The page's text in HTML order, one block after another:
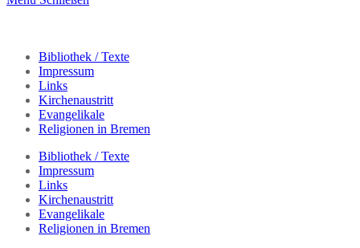
Bibliothek / Texte
Impressum
Links
Kirchenaustritt
Evangelikale
Religionen in Bremen
Bibliothek / Texte
Impressum
Links
Kirchenaustritt
Evangelikale
Religionen in Bremen